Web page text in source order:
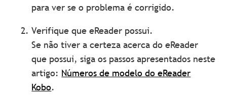
para ver se o problema é corrigido.
Verifique que eReader possui.
Se não tiver a certeza acerca do eReader
que possui, siga os passos apresentados neste
artigo: Números de modelo do eReader
Kobo.